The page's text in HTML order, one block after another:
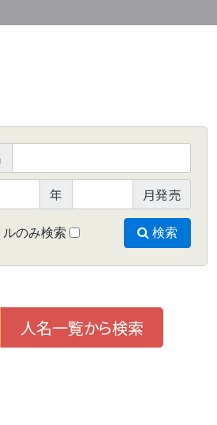
年 月発売
のみ検索 検索
人名一覧から検索